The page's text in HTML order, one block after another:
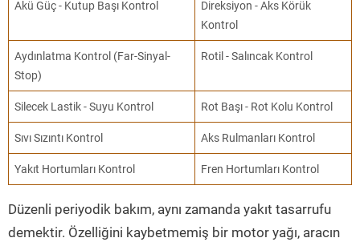
Akü Güç - Kutup Başı Kontrol
Direksiyon - Aks Körük
Kontrol
Aydınlatma Kontrol (Far-Sinyal-
Stop)
Rotil - Salıncak Kontrol
Silecek Lastik - Suyu Kontrol Rot Başı - Rot Kolu Kontrol
Sıvı Sızıntı Kontrol Aks Rulmanları Kontrol
Yakıt Hortumları Kontrol Fren Hortumları Kontrol
Düzenli periyodik bakım, aynı zamanda yakıt tasarrufu
demektir. Özelliğini kaybetmemiş bir motor yağı, aracın